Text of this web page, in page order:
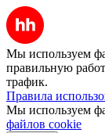
Мы используем
правильную
трафик.
Правила
Мы используем
файлов cookie